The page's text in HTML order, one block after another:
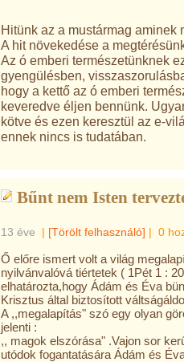
Hitünk az a mustármag aminek
A hit növekedése a
Az ó emberi természetünknek
gyengülésben,
hogy a kettő az ó emberi
keveredve éljen bennünk.
kötve és ezen keresztül az e-
ennek nincs is tudatában.
Bűnt nem Isten
13 éve | [Törölt felhasználó] | 0
Ő előre ismert volt a világ
nyilvánvalóvá tiértetek ( 1Pét 1 :
elhatározta,hogy Ádám és Éva
Krisztus által biztosított
A ,,megalapítás" szó egy olyan
jelenti :
,, magok elszórása" .Vajon sor
utódok fogantatására Ádám és